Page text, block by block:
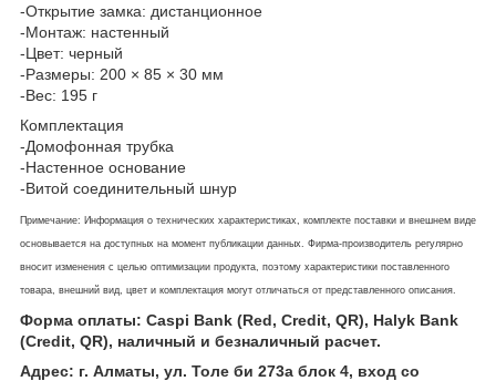
-Открытие замка: дистанционное
-Монтаж: настенный
-Цвет: черный
-Размеры: 200 × 85 × 30 мм
-Вес: 195 г
Комплектация
-Домофонная трубка
-Настенное основание
-Витой соединительный шнур
Примечание: Информация о технических характеристиках, комплекте поставки и внешнем виде
основывается на доступных на момент публикации данных. Фирма-производитель регулярно
вносит изменения с целью оптимизации продукта, поэтому характеристики поставленного
товара, внешний вид, цвет и комплектация могут отличаться от представленного описания.
Форма оплаты: Caspi Bank (Red, Credit, QR), Halyk Bank
(Credit, QR), наличный и безналичный расчет.
Адрес: г. Алматы, ул. Толе би 273а блок 4, вход со